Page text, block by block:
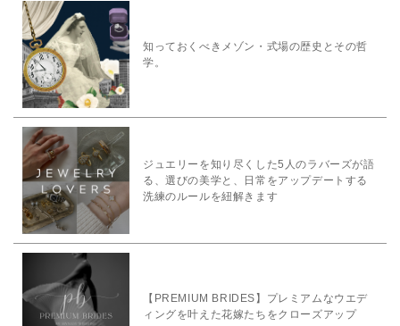
知っておくべきメゾン・式場の歴史とその哲
学。
ジュエリーを知り尽くした5人のラバーズが語
る、選びの美学と、日常をアップデートする
洗練のルールを紐解きます
【PREMIUM BRIDES】プレミアムなウエデ
ィングを叶えた花嫁たちをクローズアップ